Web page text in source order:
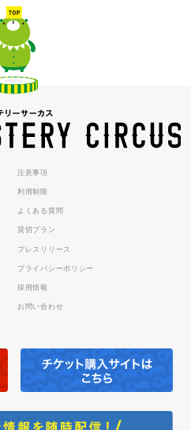
注意事項
利用制限
よくある質問
貸切プラン
プレスリリース
プライバシーポリシー
採用情報
お問い合わせ